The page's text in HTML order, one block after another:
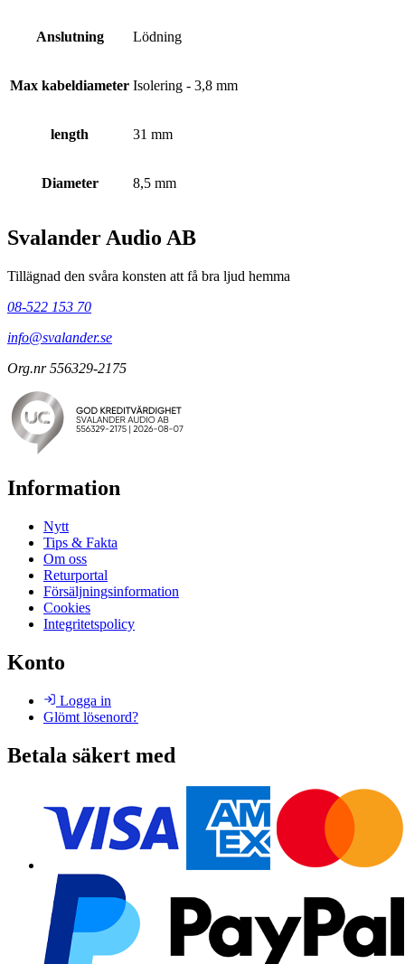
Anslutning Lödning
Max kabeldiameter Isolering - 3,8 mm
length 31 mm
Diameter 8,5 mm
Svalander Audio AB
Tillägnad den svåra konsten att få bra ljud hemma
08-522 153 70
info@svalander.se
Org.nr 556329-2175
Information
Nytt
Tips & Fakta
Om oss
Returportal
Försäljningsinformation
Cookies
Integritetspolicy
Konto
Logga in
Glömt lösenord?
Betala säkert med